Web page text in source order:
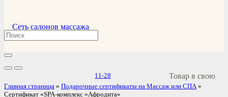
11-28 Товарв свою
Главная страница » Подарочные сертификаты на Массаж или СПА»
Сертификат «SPA-комплекс «Афродита»